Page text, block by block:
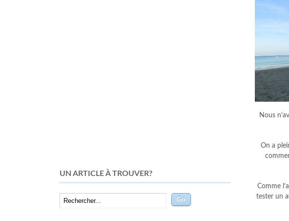
Nous
On a
Comme
tester un
UN ARTICLE À TROUVER?